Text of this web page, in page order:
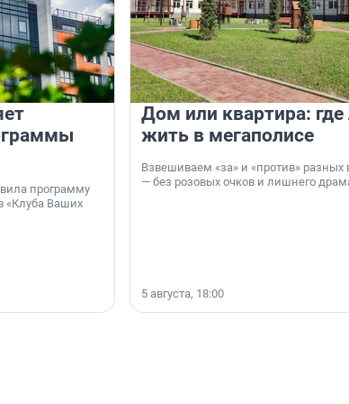
программу
«Клуба Ваших
Дом или квартира:
жить в мегаполисе
Взвешиваем «за» и «против» разных
— без розовых очков и лишнего
5 августа, 18:00